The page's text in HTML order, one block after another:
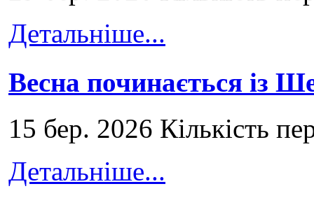
Детальніше...
Весна починається із
15 бер. 2026 Кількість
Детальніше...